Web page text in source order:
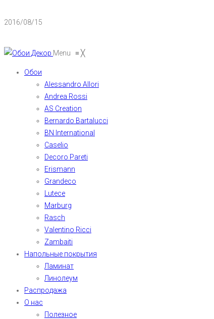
2016/08/15
Menu ≡╳
Обои
Alessandro Allori
Andrea Rossi
AS Creation
Bernardo Bartalucci
BN International
Caselio
Decoro Pareti
Erismann
Grandeco
Lutece
Marburg
Rasch
Valentino Ricci
Zambaiti
Напольные покрытия
Ламинат
Линолеум
Распродажа
О нас
Полезное